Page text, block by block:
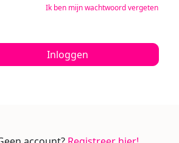
Ik ben mijn wachtwoord vergeten
Inloggen